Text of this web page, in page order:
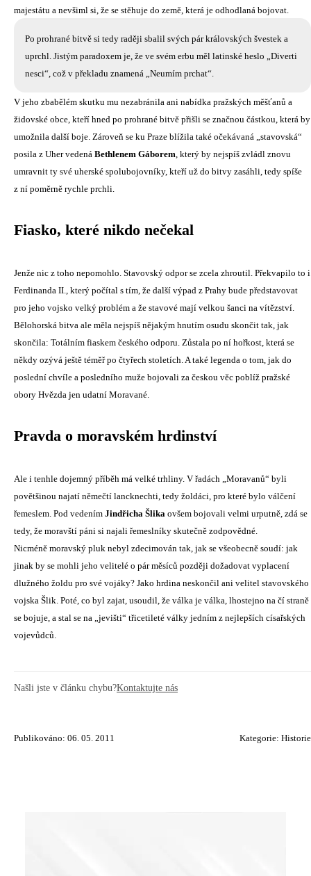
majestátu a nevšiml si, že se stěhuje do země, která je odhodlaná bojovat.
Po prohrané bitvě si tedy raději sbalil svých pár královských švestek a
uprchl. Jistým paradoxem je, že ve svém erbu měl latinské heslo „Diverti
nesci“, což v překladu znamená „Neumím prchat“.
V jeho zbabělém skutku mu nezabránila ani nabídka pražských měšťanů a
židovské obce, kteří hned po prohrané bitvě přišli se značnou částkou, která by
umožnila další boje. Zároveň se ku Praze blížila také očekávaná „stavovská“
posila z Uher vedená Bethlenem Gáborem, který by nejspíš zvládl znovu
umravnit ty své uherské spolubojovníky, kteří už do bitvy zasáhli, tedy spíše
z ní poměrně rychle prchli.
Fiasko, které nikdo nečekal
Jenže nic z toho nepomohlo. Stavovský odpor se zcela zhroutil. Překvapilo to i
Ferdinanda II., který počítal s tím, že další výpad z Prahy bude představovat
pro jeho vojsko velký problém a že stavové mají velkou šanci na vítězství.
Bělohorská bitva ale měla nejspíš nějakým hnutím osudu skončit tak, jak
skončila: Totálním fiaskem českého odporu. Zůstala po ní hořkost, která se
někdy ozývá ještě téměř po čtyřech stoletích. A také legenda o tom, jak do
poslední chvíle a posledního muže bojovali za českou věc poblíž pražské
obory Hvězda jen udatní Moravané.
Pravda o moravském hrdinství
Ale i tenhle dojemný příběh má velké trhliny. V řadách „Moravanů“ byli
povětšinou najatí němečtí lancknechti, tedy žoldáci, pro které bylo válčení
řemeslem. Pod vedením Jindřicha Šlika ovšem bojovali velmi urputně, zdá se
tedy, že moravští páni si najali řemeslníky skutečně zodpovědné.
Nicméně moravský pluk nebyl zdecimován tak, jak se všeobecně soudí: jak
jinak by se mohli jeho velitelé o pár měsíců později dožadovat vyplacení
dlužného žoldu pro své vojáky? Jako hrdina neskončil ani velitel stavovského
vojska Šlik. Poté, co byl zajat, usoudil, že válka je válka, lhostejno na čí straně
se bojuje, a stal se na „jevišti“ třicetileté války jedním z nejlepších císařských
vojevůdců.
Našli jste v článku chybu?Kontaktujte nás
Publikováno: 06. 05. 2011 Kategorie: Historie